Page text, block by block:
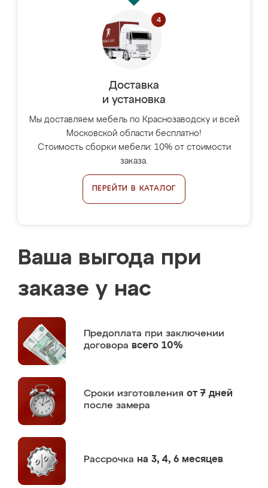
Доставка
и установка
Мы доставляем мебель по Краснозаводску и всей
Московской области бесплатно!
Стоимость сборки мебели: 10% от стоимости
заказа.
ПЕРЕЙТИ В КАТАЛОГ
Ваша выгода при
заказе у нас
Предоплата при заключении
договора всего 10%
Сроки изготовления от 7 дней
после замера
Рассрочка на 3, 4, 6 месяцев